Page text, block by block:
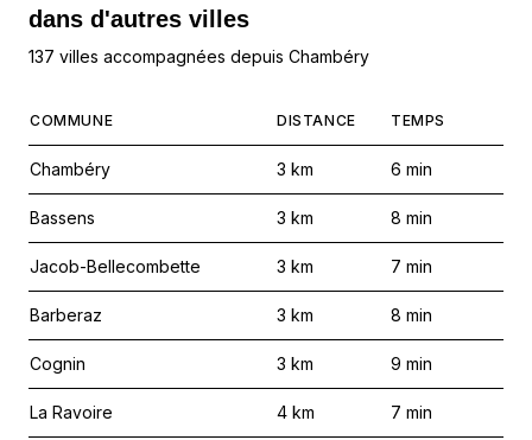
dans d'autres villes
137 villes accompagnées depuis Chambéry
COMMUNE DISTANCE TEMPS
Chambéry 3 km 6 min
Bassens 3 km 8 min
Jacob-Bellecombette 3 km 7 min
Barberaz 3 km 8 min
Cognin 3 km 9 min
La Ravoire 4 km 7 min